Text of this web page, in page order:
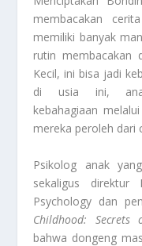
membacakan
memiliki banyak
rutin membacakan
Kecil, ini bisa jadi
di usia ini,
kebahagiaan
mereka peroleh dari
Psikolog anak
sekaligus direktur
Psychology dan
Childhood: Secrets
bahwa dongeng